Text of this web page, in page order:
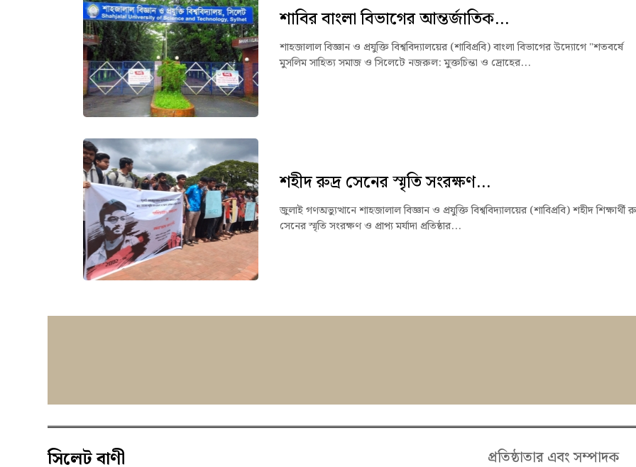
শাবির বাংলা বিভাগের আন্তর্জাতিক...
শাহজালাল বিজ্ঞান ও প্রযুক্তি বিশ্ববিদ্যালয়ের (শাবিপ্রবি) বাংলা বিভাগের উদ্যোগে "শতবর্ষে
মুসলিম সাহিত্য সমাজ ও সিলেটে নজরুল: মুক্তচিন্তা ও দ্রোহের...
শহীদ রুদ্র সেনের স্মৃতি সংরক্ষণ...
জুলাই গণঅভ্যুত্থানে শাহজালাল বিজ্ঞান ও প্রযুক্তি বিশ্ববিদ্যালয়ের (শাবিপ্রবি) শহীদ শিক্ষার্থী
সেনের স্মৃতি সংরক্ষণ ও প্রাপ্য মর্যাদা প্রতিষ্ঠার...
সিলেট বাণী প্রতিষ্ঠাতার এবং সম্পাদক